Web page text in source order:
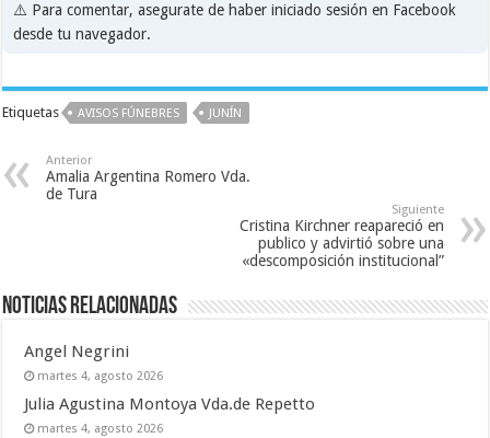
⚠️ Para comentar, asegurate de haber iniciado sesión en Facebook
desde tu navegador.
Etiquetas AVISOS FÚNEBRES JUNÍN
Anterior
Amalia Argentina Romero Vda.
de Tura
Siguiente
Cristina Kirchner reapareció en
publico y advirtió sobre una
«descomposición institucional”
Noticias relacionadas
Angel Negrini
martes 4, agosto 2026
Julia Agustina Montoya Vda.de Repetto
martes 4, agosto 2026